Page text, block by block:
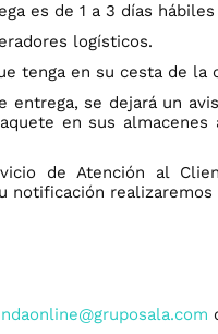
es de 1 a 3 días
logísticos.
tenga en su cesta de la
se dejará un
en sus
de Atención al
notificación